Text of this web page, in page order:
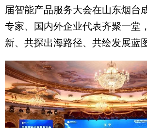
届智能产品服务大会在山东烟台
专家、国内外企业代表齐聚一堂
新、共探出海路径、共绘发展蓝